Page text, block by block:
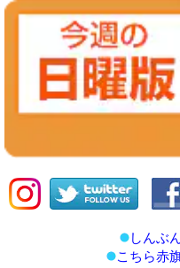
しんぶ
こちら赤